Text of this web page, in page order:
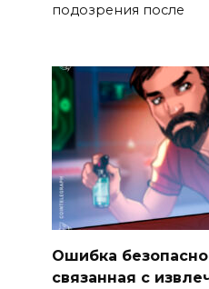
подозрения после
Ошибка
связанная с